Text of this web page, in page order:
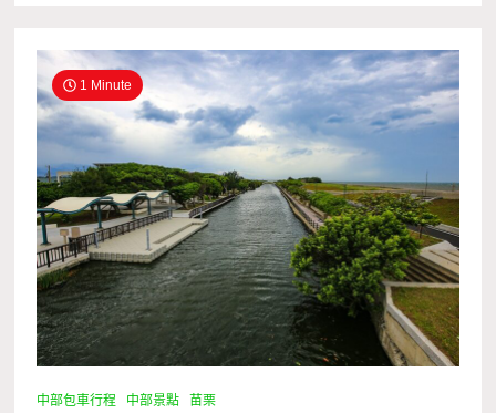
1 Minute
中部包車行程 中部景點 苗栗